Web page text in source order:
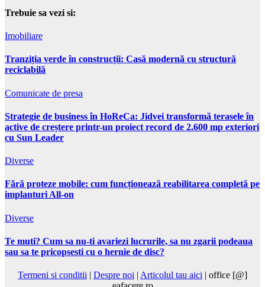
Trebuie sa vezi si:
Imobiliare
Tranziția verde în construcții: Casă modernă cu structură
reciclabilă
Comunicate de presa
Strategie de business în HoReCa: Jidvei transformă terasele în
active de creștere printr-un proiect record de 2.600 mp exteriori
cu Sun Leader
Diverse
Fără proteze mobile: cum funcționează reabilitarea completă pe
implanturi All-on
Diverse
Te muti? Cum sa nu-ti avariezi lucrurile, sa nu zgarii podeaua
sau sa te pricopsesti cu o hernie de disc?
Termeni si conditii | Despre noi | Articolul tau aici | office [@]